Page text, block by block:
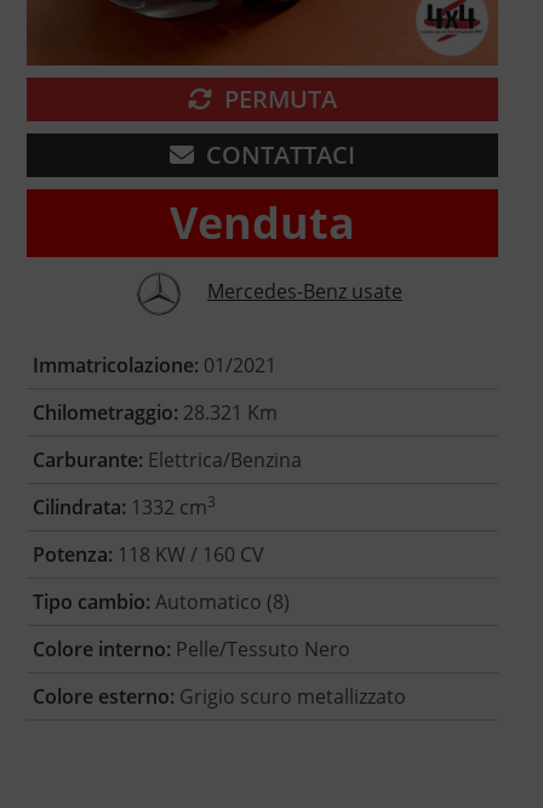
PERMUTA
CONTATTACI
Venduta
Mercedes-Benz usate
Immatricolazione: 01/2021
Chilometraggio: 28.321 Km
Carburante: Elettrica/Benzina
Cilindrata: 1332 cm3
Potenza: 118 KW / 160 CV
Tipo cambio: Automatico (8)
Colore interno: Pelle/Tessuto Nero
Colore esterno: Grigio scuro metallizzato